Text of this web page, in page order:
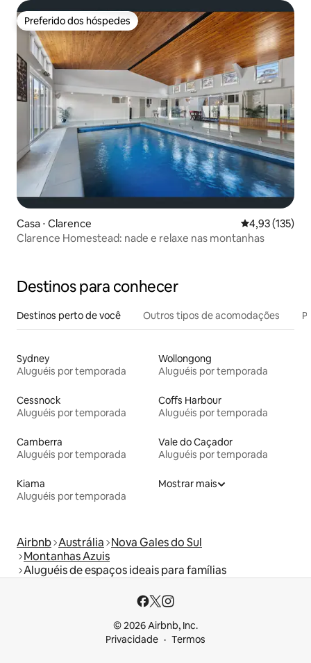
Preferido dos hóspedes
Preferido dos hóspedes
Casa ⋅ Clarence 4,93 de uma
4,93 (135)
Clarence Homestead: nade e relaxe nas montanhas
Destinos para conhecer
Destinos perto de você Outros tipos de acomodações
Sydney
Aluguéis por temporada
Wollongong
Aluguéis por temporada
Cessnock
Aluguéis por temporada
Coffs Harbour
Aluguéis por temporada
Camberra
Aluguéis por temporada
Vale do Caçador
Aluguéis por temporada
Kiama
Aluguéis por temporada
Mostrar mais
Airbnb Austrália Nova Gales do Sul
Montanhas Azuis
Aluguéis de espaços ideais para famílias
© 2026 Airbnb, Inc.
Privacidade
Termos